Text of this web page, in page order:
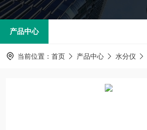
产品中心
当前位置： 首页 产品中心 水分仪